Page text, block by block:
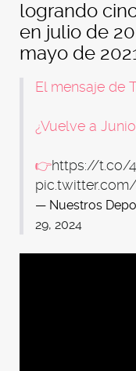
logrando
en julio de
mayo de
El mensaje de
¿Vuelve a
👉https://t.co/
— Nuestros
29, 2024